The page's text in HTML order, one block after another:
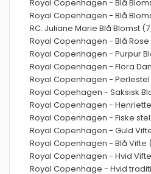
Royal Copenhagen - Blå
Royal Copenhagen - Blå
RC. Juliane Marie Blå Blomst
Royal Copenhagen - Blå
Royal Copenhagen - Purpur
Royal Copenhagen - Flora
Royal Copenhagen -
Royal Copehagen - Saksisk
Royal Copenhagen -
Royal Copenhagen - Fiske
Royal Copenhagen - Guld
Royal Copenhagen - Blå Vifte
Royal Copenhagen - Hvid
Royal Copenhage - Hvid